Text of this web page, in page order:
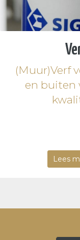
(Muur)Verf
en buiten
Lees